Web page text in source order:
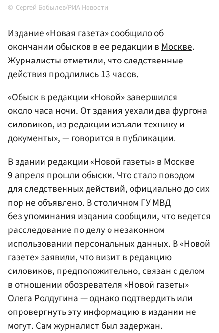
Сергей Бобылев/РИА Новости
Издание «Новая газета» сообщило об
окончании обысков в ее редакции вМоскве.
Журналисты отметили, что следственные
действия продлились 13 часов.
«Обыск в редакции «Новой» завершился
около часа ночи. От здания уехали два фургона
силовиков, из редакции изъяли технику и
документы», — говорится в публикации.
В здании редакции «Новой газеты» в Москве
9 апреля прошли обыски. Что стало поводом
для следственных действий, официально до сих
пор не объявлено. В столичном ГУ МВД
без упоминания издания сообщили, что ведется
расследование по делу о незаконном
использовании персональных данных. В «Новой
газете» заявили, что визит в редакцию
силовиков, предположительно, связан с делом
в отношении обозревателя «Новой газеты»
Олега Ролдугина — однако подтвердить или
опровергнуть эту информацию в издании не
могут. Сам журналист был задержан.